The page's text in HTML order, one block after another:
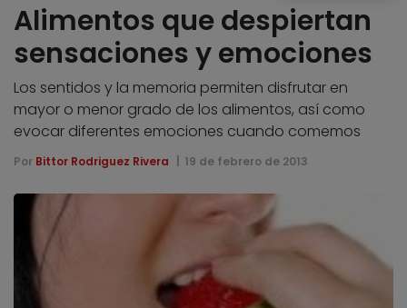
Alimentos que despiertan
sensaciones y emociones
Los sentidos y la memoria permiten disfrutar en
mayor o menor grado de los alimentos, así como
evocar diferentes emociones cuando comemos
Por Bittor Rodriguez Rivera 19 de febrero de 2013